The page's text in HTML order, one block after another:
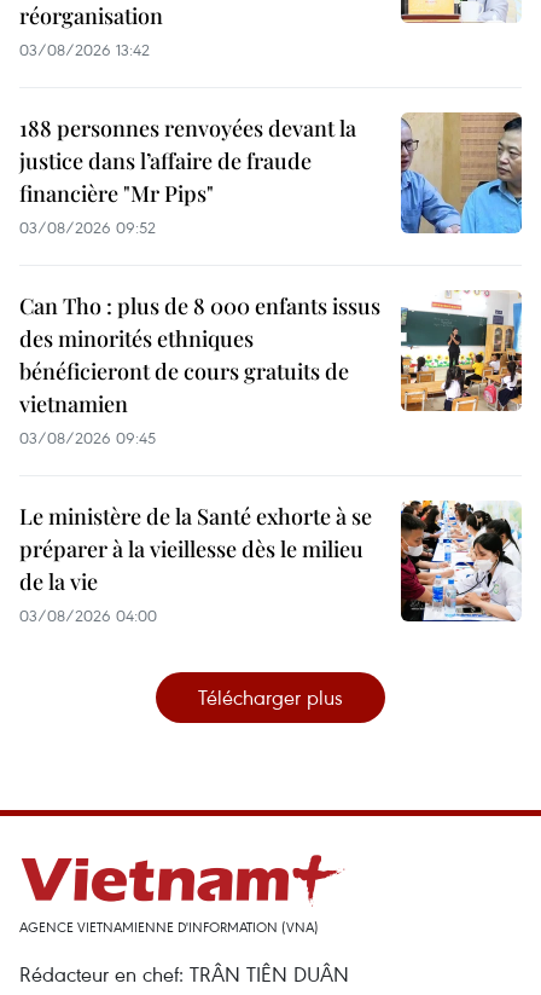
réorganisation
03/08/2026 13:42
188 personnes renvoyées devant la
justice dans l’affaire de fraude
financière "Mr Pips"
03/08/2026 09:52
Can Tho : plus de 8 000 enfants issus
des minorités ethniques
bénéficieront de cours gratuits de
vietnamien
03/08/2026 09:45
Le ministère de la Santé exhorte à se
préparer à la vieillesse dès le milieu
de la vie
03/08/2026 04:00
Télécharger plus
AGENCE VIETNAMIENNE D'INFORMATION (VNA)
Rédacteur en chef: TRÂN TIÊN DUÂN